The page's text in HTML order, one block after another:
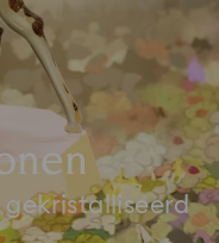
gekristalliseerd